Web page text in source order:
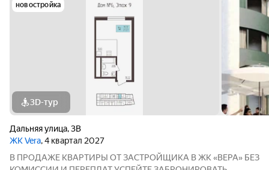
новостройка
3D-тур
Дальняя улица,3В
ЖК Vera, 4 квартал 2027
В ПРОДАЖЕ КВАРТИРЫ ОТ ЗАСТРОЙЩИКА В ЖК «ВЕРА» БЕЗ